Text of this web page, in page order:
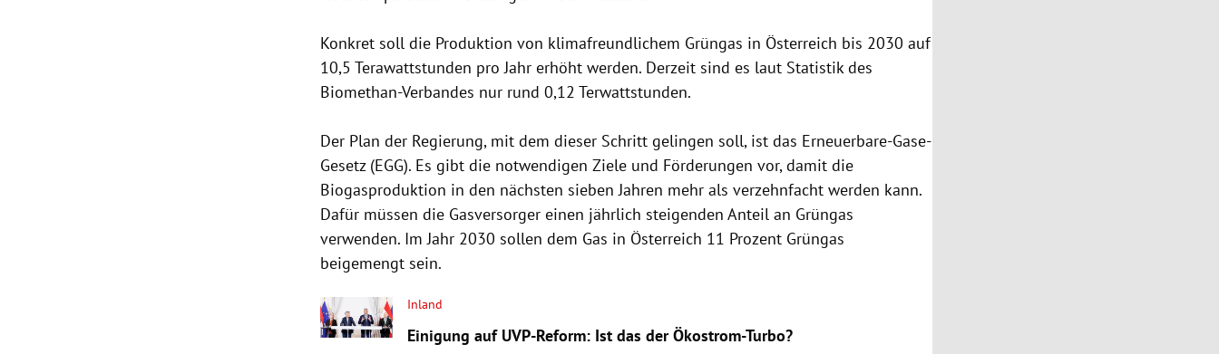
Konkret soll die Produktion von klimafreundlichem Grüngas in Österreich bis 2030 auf
10,5 Terawattstunden pro Jahr erhöht werden. Derzeit sind es laut Statistik des
Biomethan-Verbandes nur rund 0,12 Terwattstunden.
Der Plan der Regierung, mit dem dieser Schritt gelingen soll, ist das Erneuerbare-Gase-
Gesetz (EGG). Es gibt die notwendigen Ziele und Förderungen vor, damit die
Biogasproduktion in den nächsten sieben Jahren mehr als verzehnfacht werden kann.
Dafür müssen die Gasversorger einen jährlich steigenden Anteil an Grüngas
verwenden. Im Jahr 2030 sollen dem Gas in Österreich 11 Prozent Grüngas
beigemengt sein.
Inland
Einigung auf UVP-Reform: Ist das der Ökostrom-Turbo?